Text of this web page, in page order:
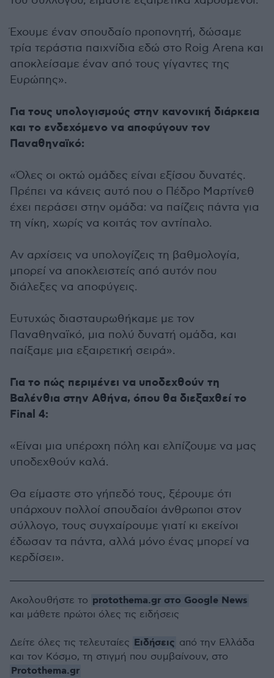
Έχουμε έναν σπουδαίο προπονητή, δώσαμε
τρία τεράστια παιχνίδια εδώ στο Roig Arena και
αποκλείσαμε έναν από τους γίγαντες της
Ευρώπης».
Για τους υπολογισμούς στην κανονική διάρκεια
και το ενδεχόμενο να αποφύγουν τον
Παναθηναϊκό:
«Όλες οι οκτώ ομάδες είναι εξίσου δυνατές.
Πρέπει να κάνεις αυτό που ο Πέδρο Μαρτίνεθ
έχει περάσει στην ομάδα: να παίζεις πάντα για
τη νίκη, χωρίς να κοιτάς τον αντίπαλο.
Αν αρχίσεις να υπολογίζεις τη βαθμολογία,
μπορεί να αποκλειστείς από αυτόν που
διάλεξες να αποφύγεις.
Ευτυχώς διασταυρωθήκαμε με τον
Παναθηναϊκό, μια πολύ δυνατή ομάδα, και
παίξαμε μια εξαιρετική σειρά».
Για το πώς περιμένει να υποδεχθούν τη
Βαλένθια στην Αθήνα, όπου θα διεξαχθεί το
Final 4:
«Είναι μια υπέροχη πόλη και ελπίζουμε να μας
υποδεχθούν καλά.
Θα είμαστε στο γήπεδό τους, ξέρουμε ότι
υπάρχουν πολλοί σπουδαίοι άνθρωποι στον
σύλλογο, τους συγχαίρουμε γιατί κι εκείνοι
έδωσαν τα πάντα, αλλά μόνο ένας μπορεί να
κερδίσει».
Ακολουθήστε το protothema.gr στο Google News
και μάθετε πρώτοι όλες τις ειδήσεις
Δείτε όλες τις τελευταίες Ειδήσεις από την Ελλάδα
και τον Κόσμο, τη στιγμή που συμβαίνουν, στο
Protothema.gr